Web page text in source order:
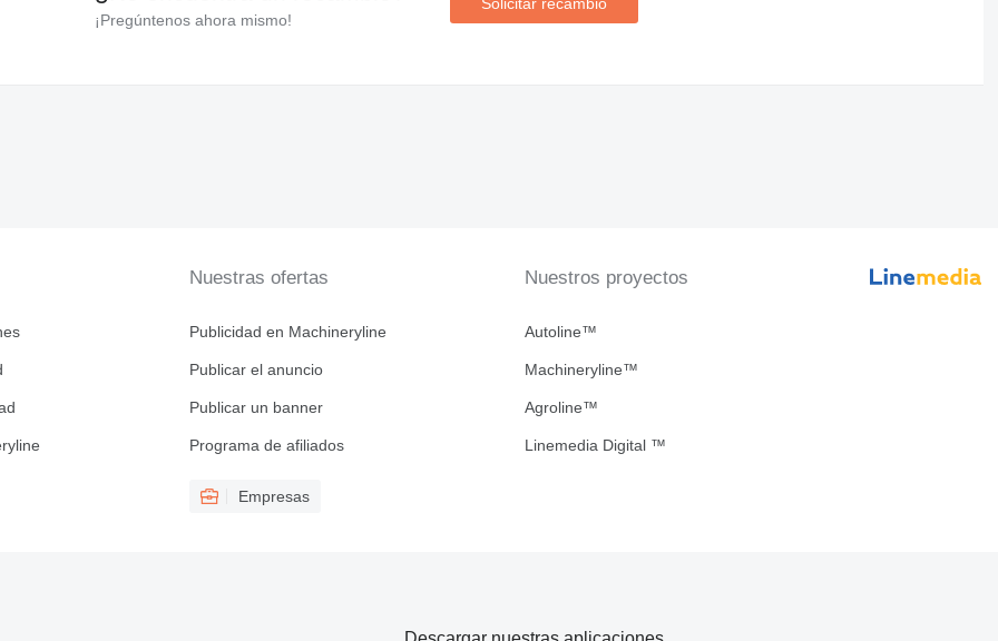
¡Pregúntenos ahora mismo!
Solicitar recambio
Nuestras ofertas
Publicidad en Machineryline
Publicar el anuncio
Publicar un banner
Programa de afiliados
Empresas
Nuestros proyectos
Autoline™
Machineryline™
Agroline™
Linemedia Digital ™